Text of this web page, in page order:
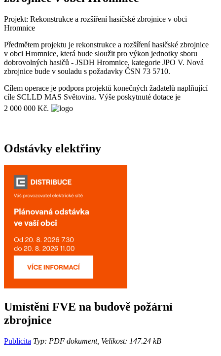
Projekt: Rekonstrukce a rozšíření hasičské zbrojnice v obci
Hromnice
Předmětem projektu je rekonstrukce a rozšíření hasičské zbrojnice
v obci Hromnice, která bude sloužit pro výkon jednotky sboru
dobrovolných hasičů - JSDH Hromnice, kategorie JPO V. Nová
zbrojnice bude v souladu s požadavky ČSN 73 5710.
Cílem operace je podpora projektů konečných žadatelů naplňující
cíle SCLLD MAS Světovina. Výše poskytnuté dotace je
2 000 000 Kč.
Odstávky elektřiny
Umístění FVE na budově požární
zbrojnice
Publicita Typ: PDF dokument, Velikost: 147.24 kB